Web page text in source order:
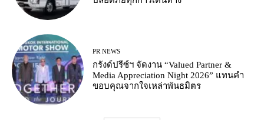
PR NEWS
กรังด์ปรีซ์ฯ จัดงาน “Valued Partner &
Media Appreciation Night 2026” แทนคำ
ขอบคุณจากใจเหล่าพันธมิตร